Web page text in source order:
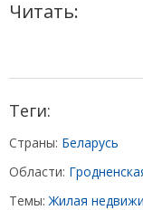
Читать:
Теги:
Страны: Беларусь
Области:
Темы:Жилая